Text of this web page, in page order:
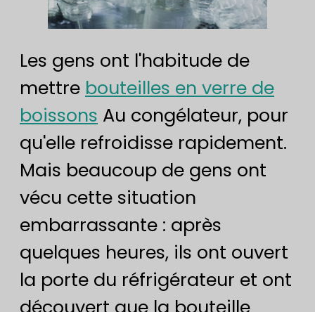
Les gens ont l'habitude de
mettre bouteilles en verre de
boissons Au congélateur, pour
qu'elle refroidisse rapidement.
Mais beaucoup de gens ont
vécu cette situation
embarrassante : après
quelques heures, ils ont ouvert
la porte du réfrigérateur et ont